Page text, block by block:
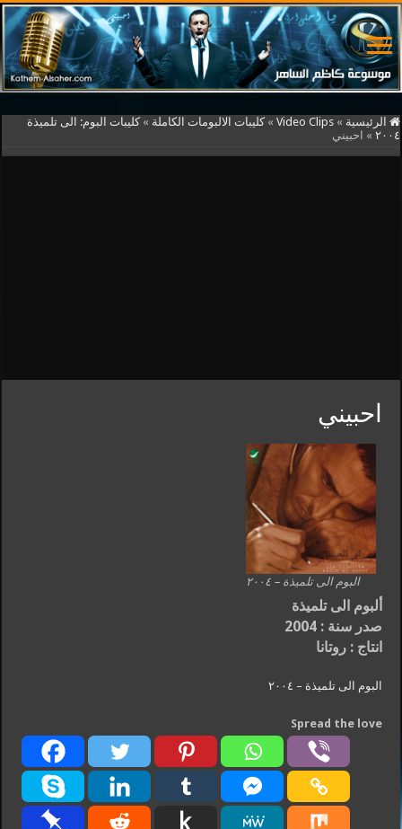
الرئيسية »
Video Clips
» كليبات الالبومات الكاملة » كليبات البوم: الى تلميذة
٢٠٠٤ » احبيني
احبيني
البوم الى تلميذة – ٢٠٠٤
ألبوم الى تلميذة
صدر سنة : 2004
انتاج : روتانا
البوم الى تلميذة – ٢٠٠٤
Spread the love